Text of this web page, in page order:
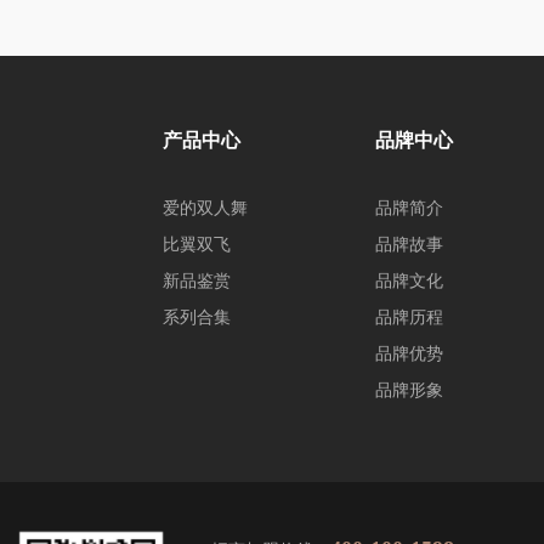
产品中心
爱的双人舞
比翼双飞
新品鉴赏
系列合集
品牌中心
品牌简介
品牌故事
品牌文化
品牌历程
品牌优势
品牌形象